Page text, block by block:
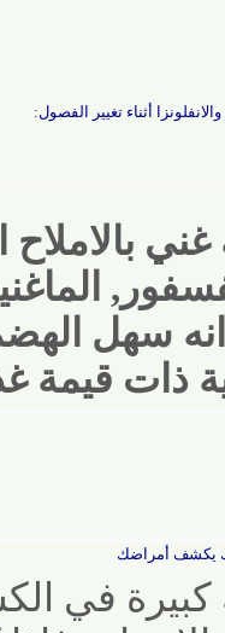
أثناء تغيير الفصول:
بالاملاح
سهل الهضم
قيمة
أمراضك
في